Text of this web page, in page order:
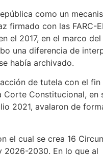
como un
firmado con las FARC-
el 2017, en el marco del
una diferencia de
había archivado.
de tutela con el
Corte Constitucional, en
2021, avalaron de
el cual se crea 16
2026-2030. En lo que al